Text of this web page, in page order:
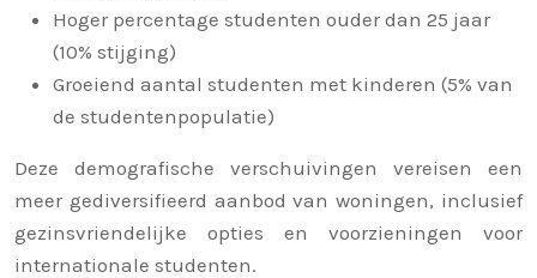
Hoger percentage studenten ouder dan 25 jaar
(10% stijging)
Groeiend aantal studenten met kinderen (5% van
de studentenpopulatie)
Deze demografische verschuivingen vereisen een
meer gediversifieerd aanbod van woningen, inclusief
gezinsvriendelijke opties en voorzieningen voor
internationale studenten.